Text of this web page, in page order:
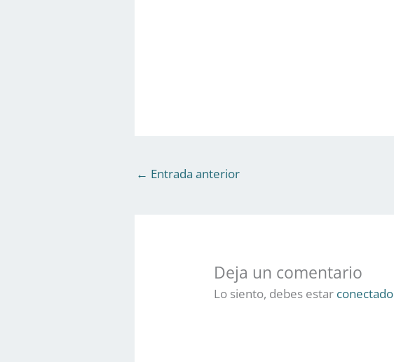
← Entrada anterior
Deja un comentario
Lo siento, debes estar conectado